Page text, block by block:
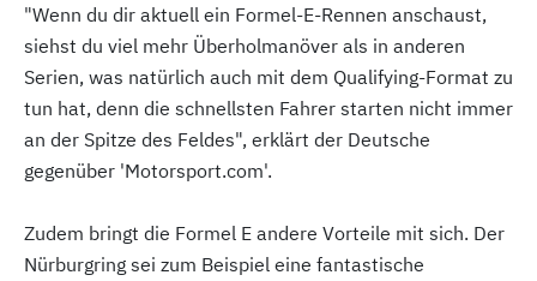
"Wenn du dir aktuell ein Formel-E-Rennen anschaust,
siehst du viel mehr Überholmanöver als in anderen
Serien, was natürlich auch mit dem Qualifying-Format zu
tun hat, denn die schnellsten Fahrer starten nicht immer
an der Spitze des Feldes", erklärt der Deutsche
gegenüber 'Motorsport.com'.
Zudem bringt die Formel E andere Vorteile mit sich. Der
Nürburgring sei zum Beispiel eine fantastische